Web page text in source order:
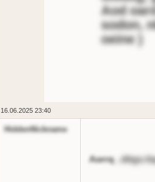
Aod
sodon,
oeine
16.06.2025 23:40
HiddenNickname
Aorrq dttgs://